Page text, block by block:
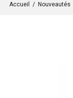
Accueil / Nouveautés